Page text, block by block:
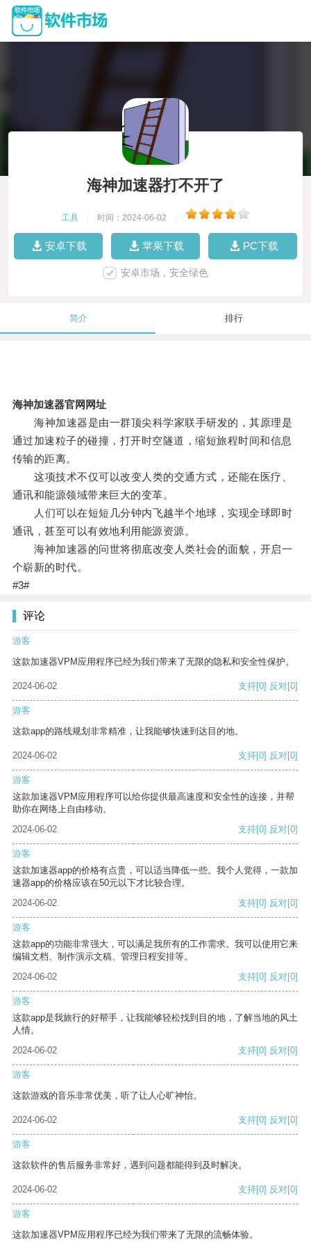
海神加速器打不开了
工具 时间：2024-06-02
安卓下载 苹果下载 PC下载
安卓市场，安全绿色
简介 排行
海神加速器官网网址
海神加速器是由一群顶尖科学家联手研发的，其原理是
通过加速粒子的碰撞，打开时空隧道，缩短旅程时间和信息
传输的距离。
这项技术不仅可以改变人类的交通方式，还能在医疗、
通讯和能源领域带来巨大的变革。
人们可以在短短几分钟内飞越半个地球，实现全球即时
通讯，甚至可以有效地利用能源资源。
海神加速器的问世将彻底改变人类社会的面貌，开启一
个崭新的时代。
#3#
评论
游客
这款加速器VPM应用程序已经为我们带来了无限的隐私和安全性保护。
2024-06-02 支持[0] 反对[0]
游客
这款app的路线规划非常精准，让我能够快速到达目的地。
2024-06-02 支持[0] 反对[0]
游客
这款加速器VPM应用程序可以给你提供最高速度和安全性的连接，并帮
助你在网络上自由移动。
2024-06-02
支持[0] 反对[0]
游客
这款加速器app的价格有点贵，可以适当降低一些。我个人觉得，一款加
速器app的价格应该在50元以下才比较合理。
2024-06-02
支持[0] 反对[0]
游客
这款app的功能非常强大，可以满足我所有的工作需求。我可以使用它来
编辑文档、制作演示文稿、管理日程安排等。
2024-06-02
支持[0] 反对[0]
游客
这款app是我旅行的好帮手，让我能够轻松找到目的地，了解当地的风土
人情。
2024-06-02
支持[0] 反对[0]
游客
这款游戏的音乐非常优美，听了让人心旷神怡。
2024-06-02 支持[0] 反对[0]
游客
这款软件的售后服务非常好，遇到问题都能得到及时解决。
2024-06-02 支持[0] 反对[0]
游客
这款加速器VPM应用程序已经为我们带来了无限的流畅体验。